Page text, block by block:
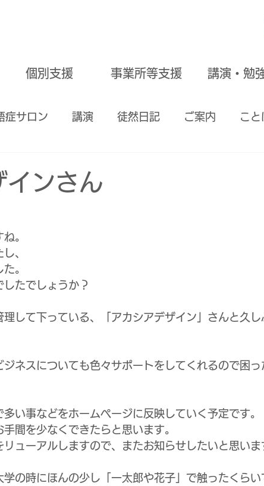
個別支援 事業所等支援 講演・勉
症サロン 講演 徒然日記 ご案内 こと
食べると
インさん
。
、
。
たでしょうか？
して下っている、「アカシアデザイン」さんと久し
ネスについても色々サポートをしてくれるので困っ
い事などをホームページに反映していく予定です。
間を少なくできたらと思います。
ューアルしますので、またお知らせしたいと思いま
の時にほんの少し「一太郎や花子」で触ったくら